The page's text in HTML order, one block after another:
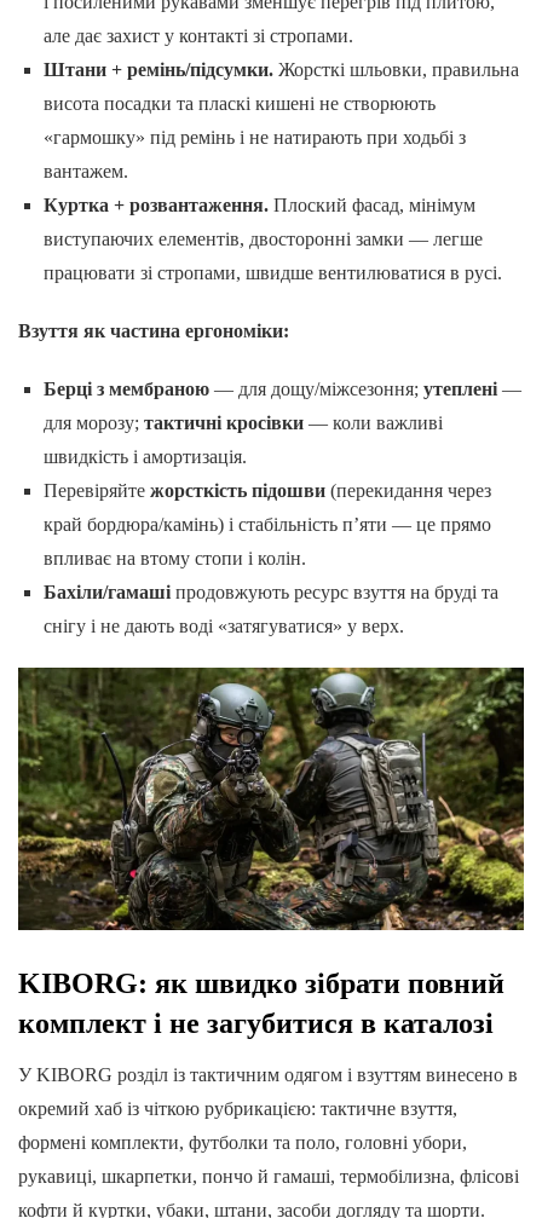
але дає захист у контакті зі стропами.
Штани + ремінь/підсумки.Жорсткі шльовки, правильна
висота посадки та пласкі кишені не створюють
«гармошку» під ремінь і не натирають при ходьбі з
вантажем.
Куртка + розвантаження.Плоский фасад, мінімум
виступаючих елементів, двосторонні замки — легше
працювати зі стропами, швидше вентилюватися в русі.
Взуття як частина ергономіки:
Берці з мембраною— для дощу/міжсезоння; утеплені—
для морозу; тактичні кросівки— коли важливі
швидкість і амортизація.
Перевіряйте жорсткість підошви(перекидання через
край бордюра/камінь) і стабільність п’яти — це прямо
впливає на втому стопи і колін.
Бахіли/гамашіпродовжують ресурс взуття на бруді та
снігу і не дають воді «затягуватися» у верх.
KIBORG: як швидко зібрати повний
комплект і не загубитися в каталозі
У KIBORG розділ із тактичним одягом і взуттям винесено в
окремий хаб із чіткою рубрикацією: тактичне взуття,
формені комплекти, футболки та поло, головні убори,
рукавиці, шкарпетки, пончо й гамаші, термобілизна, флісові
кофти й куртки, убаки, штани, засоби догляду та шорти.